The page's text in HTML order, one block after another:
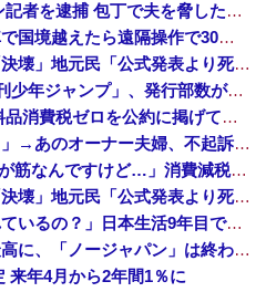
【速報】 毎日新聞のベテラン記者を逮捕 包丁で夫を脅した容疑
中国人のリウさん、新エネ車で国境越えたら遠隔操作で30時間ロックされる！
中国「大洪水！」中国ダム「決壊」地元民「公式発表より死者多い！」中国政府「住民拘束！（安否不明」中国当局「救助隊動画も削除」台風13号「三峡ダム接近中」→
かつて650万部を誇った「週刊少年ジャンプ」、発行部数が初の100万部割れ
【速報】 記者「中革連は食料品消費税ゼロを公約に掲げていたが？」→階猛氏「そ、それは財源確保という条件付き」
「コンビニ、馬鹿にすんなよ」→あのオーナー夫婦、不起訴ｗｗｗｗｗｗｗｗｗ
【消費税率1％】 「下げるのが筋なんですけど…」消費減税で値下がりする分と同じだけ商品を値上げして店頭価格を変えない店も
中国「大洪水！」中国ダム「決壊」地元民「公式発表より死者多い！」中国政府「住民拘束！（安否不明」中国当局「救助隊動画も削除」台風13号「三峡ダム接近中」→
「中国人ってこんなに嫌われているの？」日本生活9年目で明かす本心！
韓国人の対日好感度が過去最高に、「ノージャパン」は終わった？＝ネット「中国より100倍いい」
来年4月から2年間1％に